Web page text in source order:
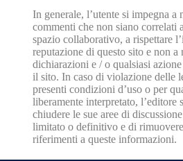
In generale, l’utente si impegna a
commenti che non siano correlati
spazio collaborativo, a rispettare
reputazione di questo sito e non a
dichiarazioni e / o qualsiasi
il sito. In caso di violazione delle
presenti condizioni d’uso o per
liberamente interpretato,
chiudere le sue aree di
limitato o definitivo e di
riferimenti a queste informazioni.